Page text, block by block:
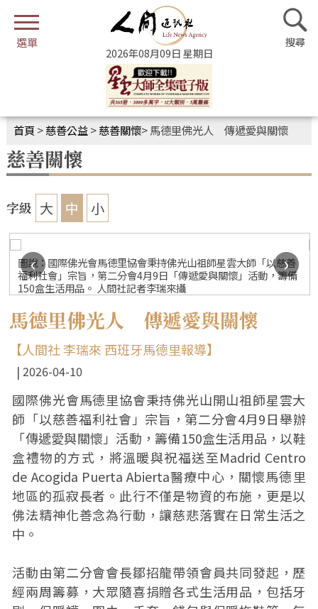
2026年08月09日 星期日
首頁 >慈善公益>慈善關懷>馬德里佛光人 傳遞愛與關懷
慈善關懷
字級 大 中 小
圖說：國際佛光會馬德里協會秉持佛光山祖師星雲大師「以慈善
福利社會」宗旨，第二分會4月9日「傳遞愛與關懷」活動，籌備
150盒生活用品。 人間社記者李瑞來攝
‹ ›
馬德里佛光人 傳遞愛與關懷
【人間社 李瑞來 西班牙馬德里報導】
2026-04-10
國際佛光會馬德里協會秉持佛光山開山祖師星雲大
師「以慈善福利社會」宗旨，第二分會4月9日舉辦
「傳遞愛與關懷」活動，籌備150盒生活用品，以鞋
盒禮物的方式，將溫暖與祝福送至Madrid Centro
de Acogida Puerta Abierta醫療中心，關懷馬德里
地區的孤寂長者。此行不僅是物資的布施，更是以
佛法精神化善念為行動，讓慈悲落實在日常生活之
中。
活動由第二分會會長鄒招龍帶領會員共同發起，歷
經兩周籌募，大眾隨喜捐贈各式生活用品，包括牙